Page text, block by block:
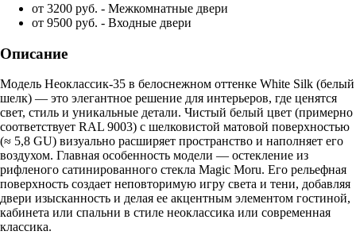
от 3200 руб. - Межкомнатные двери
от 9500 руб. - Входные двери
Описание
Модель Неоклассик-35 в белоснежном оттенке White Silk (белый
шелк) — это элегантное решение для интерьеров, где ценятся
свет, стиль и уникальные детали. Чистый белый цвет (примерно
соответствует RAL 9003) с шелковистой матовой поверхностью
(≈ 5,8 GU) визуально расширяет пространство и наполняет его
воздухом. Главная особенность модели — остекление из
рифленого сатинированного стекла Magic Moru. Его рельефная
поверхность создает неповторимую игру света и тени, добавляя
двери изысканность и делая ее акцентным элементом гостиной,
кабинета или спальни в стиле неоклассика или современная
классика.